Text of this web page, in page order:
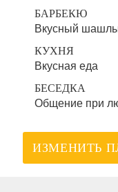
БАРБЕКЮ
Вкусный
КУХНЯ
Вкусная еда
БЕСЕДКА
Общение при
ИЗМЕНИТЬ